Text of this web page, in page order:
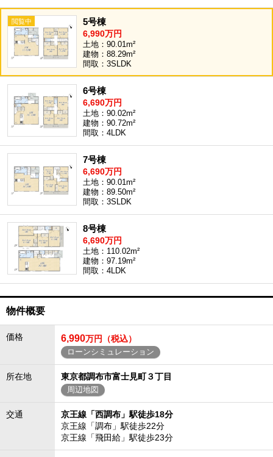
5号棟
6,990万円
土地：90.01m²
建物：88.29m²
間取：3SLDK
6号棟
6,690万円
土地：90.02m²
建物：90.72m²
間取：4LDK
7号棟
6,690万円
土地：90.01m²
建物：89.50m²
間取：3SLDK
8号棟
6,690万円
土地：110.02m²
建物：97.19m²
間取：4LDK
物件概要
価格 6,990万円（税込）
ローンシミュレーション
所在地 東京都調布市富士見町３丁目
周辺地図
交通
京王線「西調布」駅徒歩18分
京王線「調布」駅徒歩22分
京王線「飛田給」駅徒歩23分